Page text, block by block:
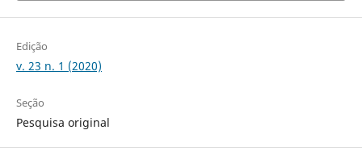
Edição
v. 23 n. 1 (2020)
Seção
Pesquisa original